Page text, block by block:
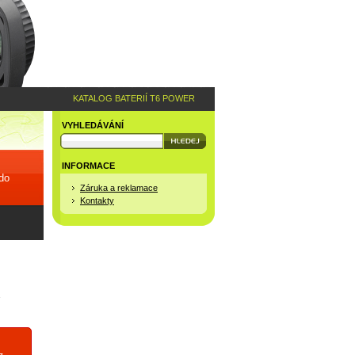
VYHLEDÁVÁNÍ
INFORMACE
Záruka a reklamace
Kontakty
KATALOG BATERIÍ T6 POWER